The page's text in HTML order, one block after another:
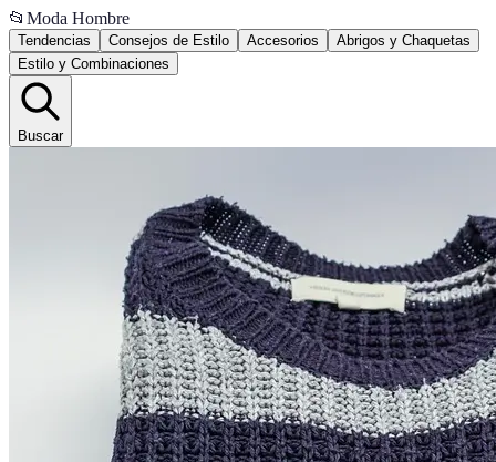
📂 Moda Hombre
Tendencias Consejos de Estilo Accesorios
Abrigos y Chaquetas
Estilo y Combinaciones
Buscar